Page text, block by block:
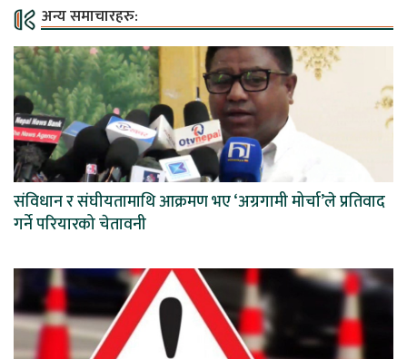
अन्य समाचारहरु:
संविधान र संघीयतामाथि आक्रमण भए ‘अग्रगामी मोर्चा’ले प्रतिवाद
गर्ने परियारको चेतावनी